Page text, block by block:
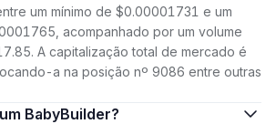
um mínimo de $0.00001731 e um
acompanhado por um volume
A capitalização total de mercado é
a na posição nº 9086 entre outras
um BabyBuilder?